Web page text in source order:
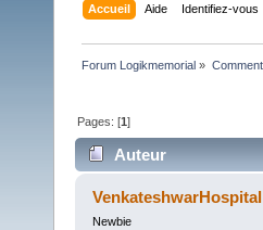
Accueil Aide Identifiez-vous
Forum Logikmemorial »
Pages: [1]
Auteur
VenkateshwarHospital
Newbie